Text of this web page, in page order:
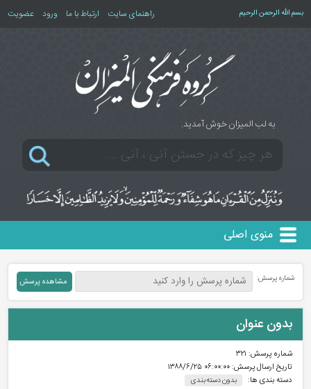
بسم الله الرحمن الرحیم راهنمای سایت ارتباط با ما ورود عضویت
به لب المیزان خوش آمدید.
منوی اصلی
شماره پرسش:
بدون عنوان
شماره پرسش: ۳۲۱
تاریخ ارسال پرسش:۰۶:۰۰:۰۰ ۱۳۸۸/۶/۲۵
دسته بندی ها:
بدون دسته بندی